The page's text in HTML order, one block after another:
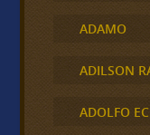
ADAMO
ADILSON
ADOLFO